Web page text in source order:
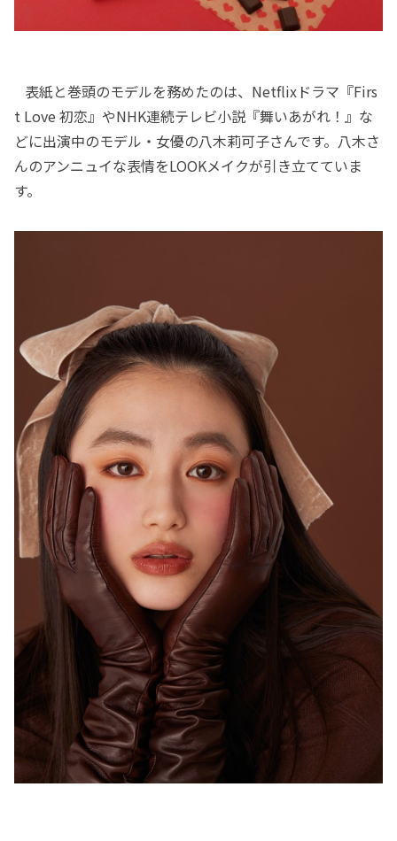
表紙と巻頭のモデルを務めたのは、Netflixドラマ『Firs
t Love 初恋』やNHK連続テレビ小説『舞いあがれ！』な
どに出演中のモデル・女優の八木莉可子さんです。八木さ
んのアンニュイな表情をLOOKメイクが引き立てていま
す。